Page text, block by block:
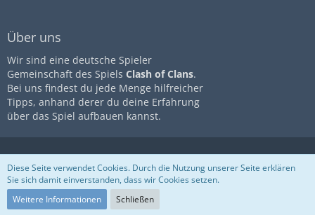
Über uns
Wir sind eine deutsche Spieler
Gemeinschaft des Spiels Clash of Clans.
Bei uns findest du jede Menge hilfreicher
Tipps, anhand derer du deine Erfahrung
über das Spiel aufbauen kannst.
Diese Seite ist nicht mit dem
UnternehmenSupercellassoziiert
Community-Software:WoltLab
Suite™
Impressum
Datenschutz
Nutzungsbestimmungen
Diese Seite verwendet Cookies. Durch die Nutzung unserer Seite erklären
Sie sich damit einverstanden, dass wir Cookies setzen.
Weitere Informationen
Schließen